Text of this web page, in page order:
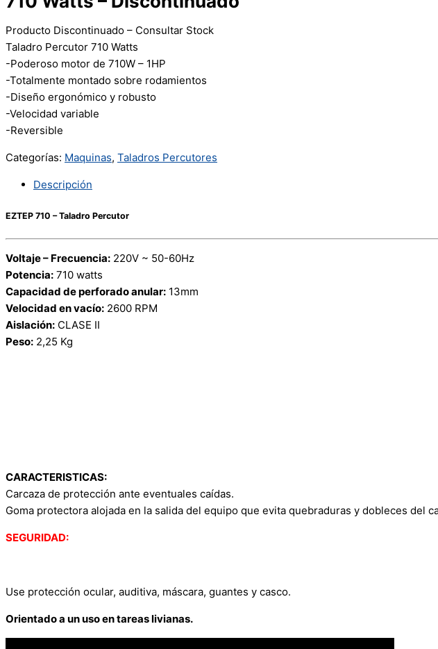
Producto Discontinuado – Consultar Stock
Taladro Percutor 710 Watts
-Poderoso motor de 710W – 1HP
-Totalmente montado sobre rodamientos
-Diseño ergonómico y robusto
-Velocidad variable
-Reversible
Categorías: Maquinas, Taladros Percutores
Descripción
EZTEP 710 – Taladro Percutor
Voltaje – Frecuencia: 220V ~ 50-60Hz
Potencia: 710 watts
Capacidad de perforado anular: 13mm
Velocidad en vacío: 2600 RPM
Aislación: CLASE II
Peso: 2,25 Kg
CARACTERISTICAS:
Carcaza de protección ante eventuales caídas.
Goma protectora alojada en la salida del equipo que evita quebraduras y dobleces del
SEGURIDAD:
Use protección ocular, auditiva, máscara, guantes y casco.
Orientado a un uso en tareas livianas.